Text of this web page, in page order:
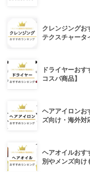
クレンジングお
テクスチャータ
ドライヤーお
コスパ商品】
ヘアアイロンお
ズ向け・海外対
ヘアオイルおす
別やメンズ向け